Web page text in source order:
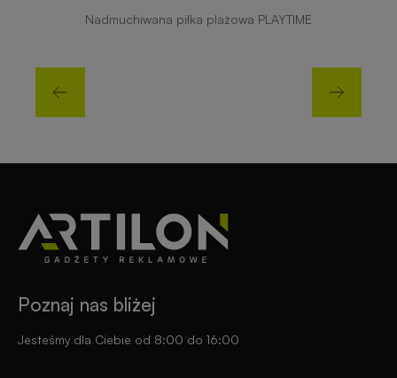
Nadmuchiwana piłka plażowa PLAYTIME
Poznaj nas bliżej
Jesteśmy dla Ciebie od 8:00 do 16:00